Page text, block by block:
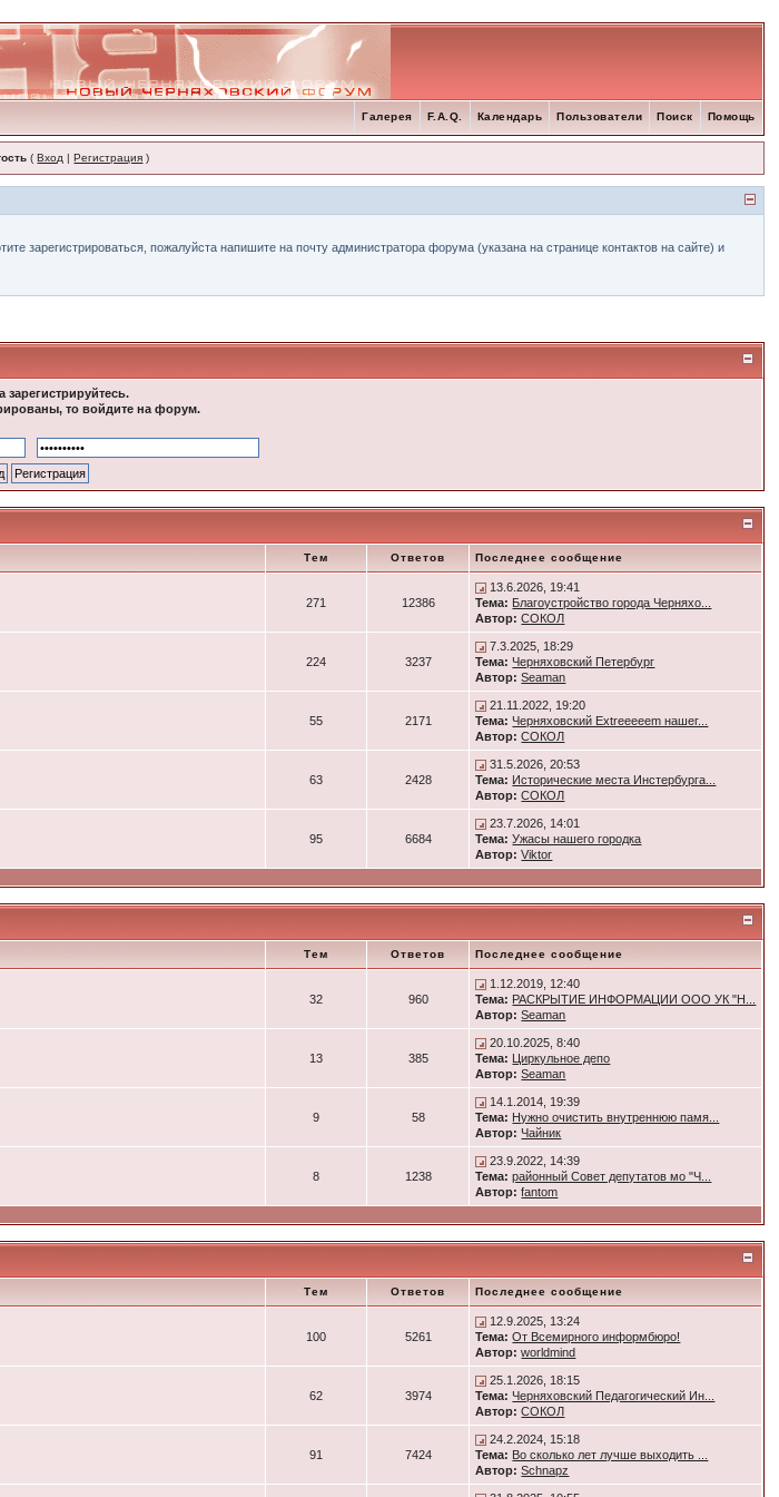
Помощь
Поиск
Пользователи
Календарь
F.A.Q.
Галерея
(Вход |Регистрация )
зарегистрироваться, пожалуйста напишите на почту администратора форума (указана на странице контактов на сайте) и
зарегистрируйтесь.
то войдите на форум.
Тем Ответов Последнее сообщение
271 12386
13.6.2026, 19:41
Тема: Благоустройство города Черняхо...
Автор: СОКОЛ
224 3237
7.3.2025, 18:29
Тема: Черняховский Петербург
Автор: Seaman
55 2171
21.11.2022, 19:20
Тема: Черняховский Extreeeeem нашег...
Автор: СОКОЛ
63 2428
31.5.2026, 20:53
Тема: Исторические места Инстербурга...
Автор: СОКОЛ
95 6684
23.7.2026, 14:01
Тема: Ужасы нашего городка
Автор: Viktor
Тем Ответов Последнее сообщение
32 960
1.12.2019, 12:40
Тема: РАСКРЫТИЕ ИНФОРМАЦИИ ООО УК "Н...
Автор: Seaman
13 385
20.10.2025, 8:40
Тема: Циркульное депо
Автор: Seaman
9 58
14.1.2014, 19:39
Тема: Нужно очистить внутреннюю памя...
Автор: Чайник
8 1238
23.9.2022, 14:39
Тема: районный Совет депутатов мо "Ч...
Автор: fantom
Тем Ответов Последнее сообщение
100 5261
12.9.2025, 13:24
Тема: От Всемирного информбюро!
Автор: worldmind
62 3974
25.1.2026, 18:15
Тема: Черняховский Педагогический Ин...
Автор: СОКОЛ
91 7424
24.2.2024, 15:18
Тема: Во сколько лет лучше выходить ...
Автор: Schnapz